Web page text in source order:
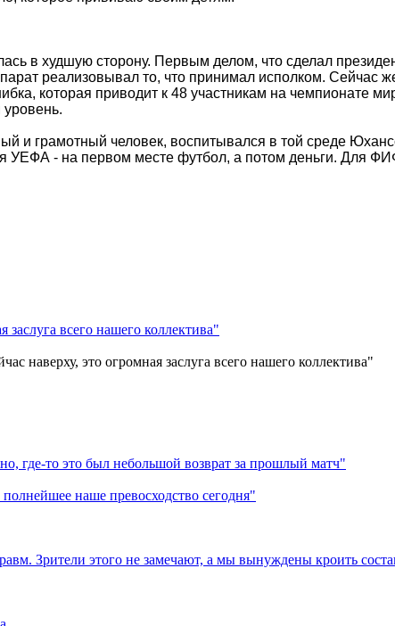
в худшую сторону. Первым делом, что сделал
реализовывал то, что принимал исполком. Сейчас
которая приводит к 48 участникам на чемпионате
и грамотный человек, воспитывался в той среде
УЕФА - на первом месте футбол, а потом деньги. Для
наверху, это огромная заслуга всего нашего коллектива"
где-то это был небольшой возврат за прошлый матч"
наше превосходство сегодня"
Зрители этого не замечают, а мы вынуждены кроить